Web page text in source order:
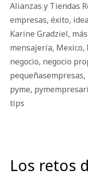
Alianzas y Tiendas
empresas, éxito,
Karine Gradziel,
mensajería, Mexico,
negocio, negocio
pequeñasempresas,
pyme,
tips
Los retos